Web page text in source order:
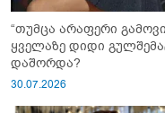
“თუმცა არაფერი
ყველაზე დიდი
დაშორდა?
30.07.2026